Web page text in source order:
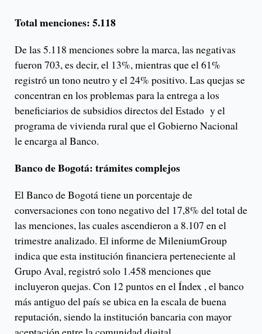
Total menciones: 5.118
De las 5.118 menciones sobre la marca, las negativas
fueron 703, es decir, el 13%, mientras que el 61%
registró un tono neutro y el 24% positivo. Las quejas se
concentran en los problemas para la entrega a los
beneficiarios de subsidios directos del Estado y el
programa de vivienda rural que el Gobierno Nacional
le encarga al Banco.
Banco de Bogotá: trámites complejos
El Banco de Bogotá tiene un porcentaje de
conversaciones con tono negativo del 17,8% del total de
las menciones, las cuales ascendieron a 8.107 en el
trimestre analizado. El informe de MileniumGroup
indica que esta institución financiera perteneciente al
Grupo Aval, registró solo 1.458 menciones que
incluyeron quejas. Con 12 puntos en el Índex , el banco
más antiguo del país se ubica en la escala de buena
reputación, siendo la institución bancaria con mayor